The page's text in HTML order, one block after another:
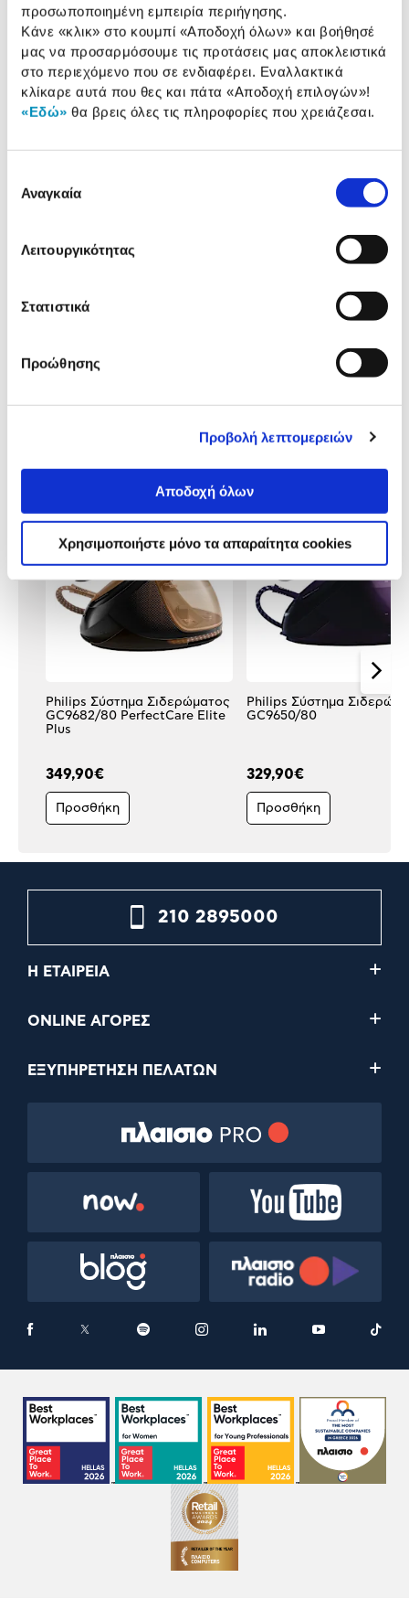
προσωποποιημένη εμπειρία περιήγησης.
Κάνε «κλικ» στο κουμπί «Αποδοχή όλων» και βοήθησέ
μας να προσαρμόσουμε τις προτάσεις μας αποκλειστικά
στο περιεχόμενο που σε ενδιαφέρει. Εναλλακτικά
κλίκαρε αυτά που θες και πάτα «Αποδοχή επιλογών»!
«Εδώ» θα βρεις όλες τις πληροφορίες που χρειάζεσαι.
συγκατάθεσης
Αναγκαία
Λειτουργικότητας
Στατιστικά
Προώθησης
Προβολή λεπτομερειών
Αποδοχή όλων
Χρησιμοποιήστε μόνο τα απαραίτητα cookies
Χαρακτηριστικά
Ισχύς (Watt):
Τύπος γεννήτριας:
Συνεχούς γεμίσματος
νερού
Πίεση: 7,50 bar
155 Gr/min
Αναλυτική
Δες τι κλίκαραν όσοι είδαν το ίδιο
προϊόν με εσένα!
Philips Σύστημα Σιδερώματος
GC9682/80 PerfectCare Elite
Plus
349,90€
Προσθήκη
Philips Σύστημα
GC9650/80
329,90€
Προσθήκη
210 2895000
Η ΕΤΑΙΡΕΙΑ
ONLINE ΑΓΟΡΕΣ
ΕΞΥΠΗΡΕΤΗΣΗ ΠΕΛΑΤΩΝ